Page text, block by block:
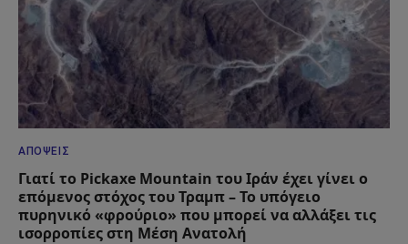
ΑΠΌΨΕΙΣ
Γιατί το Pickaxe Mountain του Ιράν έχει γίνει ο
επόμενος στόχος του Τραμπ – Το υπόγειο
πυρηνικό «φρούριο» που μπορεί να αλλάξει τις
ισορροπίες στη Μέση Ανατολή